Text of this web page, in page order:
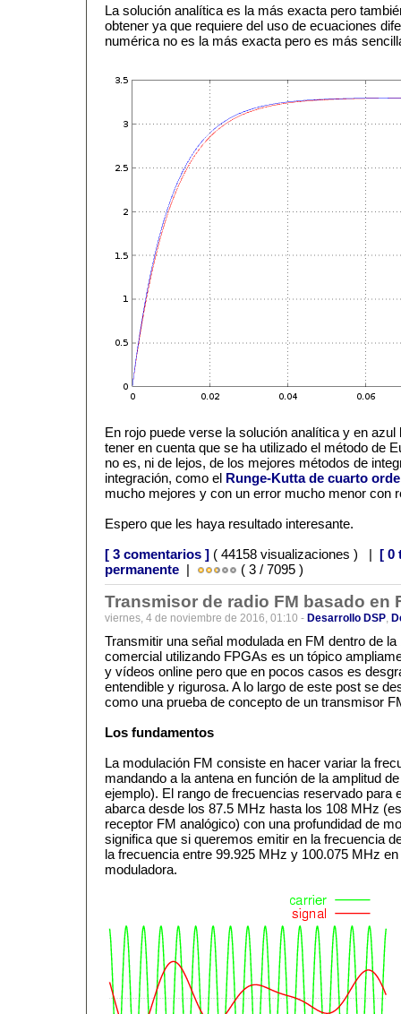
La solución analítica es la más exacta pero
obtener ya que requiere del uso de ecuaciones
numérica no es la más exacta pero es más
En rojo puede verse la solución analítica y en
tener en cuenta que se ha utilizado el método de
no es, ni de lejos, de los mejores métodos de
integración, como el Runge-Kutta de cuarto
mucho mejores y con un error mucho menor con
Espero que les haya resultado interesante.
[ 3 comentarios ] ( 44158 visualizaciones ) |
[ 0
permanente
( 3 / 7095 )
Transmisor de radio FM basado en
viernes, 4 de noviembre de 2016, 01:10 - Desarrollo DSP,
Transmitir una señal modulada en FM dentro de
comercial utilizando FPGAs es un tópico
y vídeos online pero que en pocos casos es
entendible y rigurosa. A lo largo de este post se
como una prueba de concepto de un transmisor
Los fundamentos
La modulación FM consiste en hacer variar la
mandando a la antena en función de la amplitud
ejemplo). El rango de frecuencias reservado para
abarca desde los 87.5 MHz hasta los 108 MHz
receptor FM analógico) con una profundidad de
significa que si queremos emitir en la frecuencia
la frecuencia entre 99.925 MHz y 100.075 MHz
moduladora.